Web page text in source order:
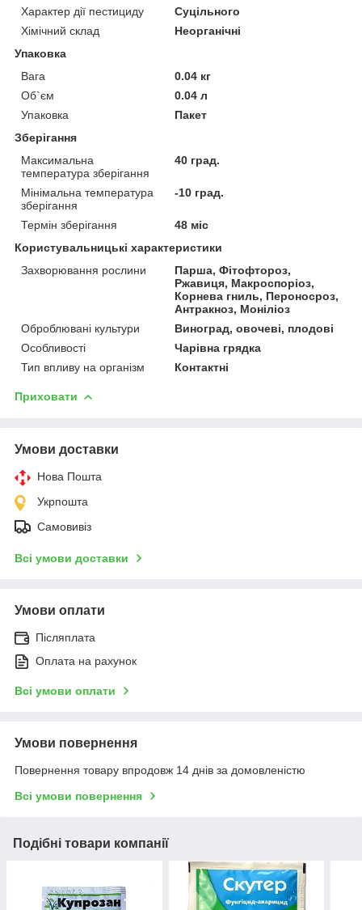
Характер дії пестициду
Суцільного
Хімічний склад
Неорганічні
Упаковка
Вага
0.04 кг
Об`єм
0.04 л
Упаковка
Пакет
Зберігання
Максимальна
температура зберігання
40 град.
Мінімальна температура
зберігання
-10 град.
Термін зберігання
48 міс
Користувальницькі характеристики
Захворювання рослини
Парша, Фітофтороз,
Ржавиця, Макроспоріоз,
Корнева гниль, Пероносроз,
Антракноз, Моніліоз
Оброблювані культури
Виноград, овочеві, плодові
Особливості
Чарівна грядка
Тип впливу на організм
Контактні
Приховати
Умови доставки
Нова Пошта
Укрпошта
Самовивіз
Всі умови доставки
Умови оплати
Післяплата
Оплата на рахунок
Всі умови оплати
Умови повернення
Повернення товару впродовж 14 днів за домовленістю
Всі умови повернення
Подібні товари компанії